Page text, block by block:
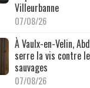
Villeurbanne
07/08/26
À Vaulx-en-Velin,
serre la vis contre
sauvages
07/08/26